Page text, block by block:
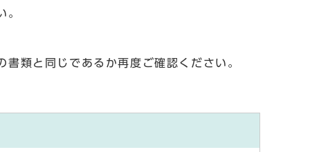
。
類と同じであるか再度ご確認ください。